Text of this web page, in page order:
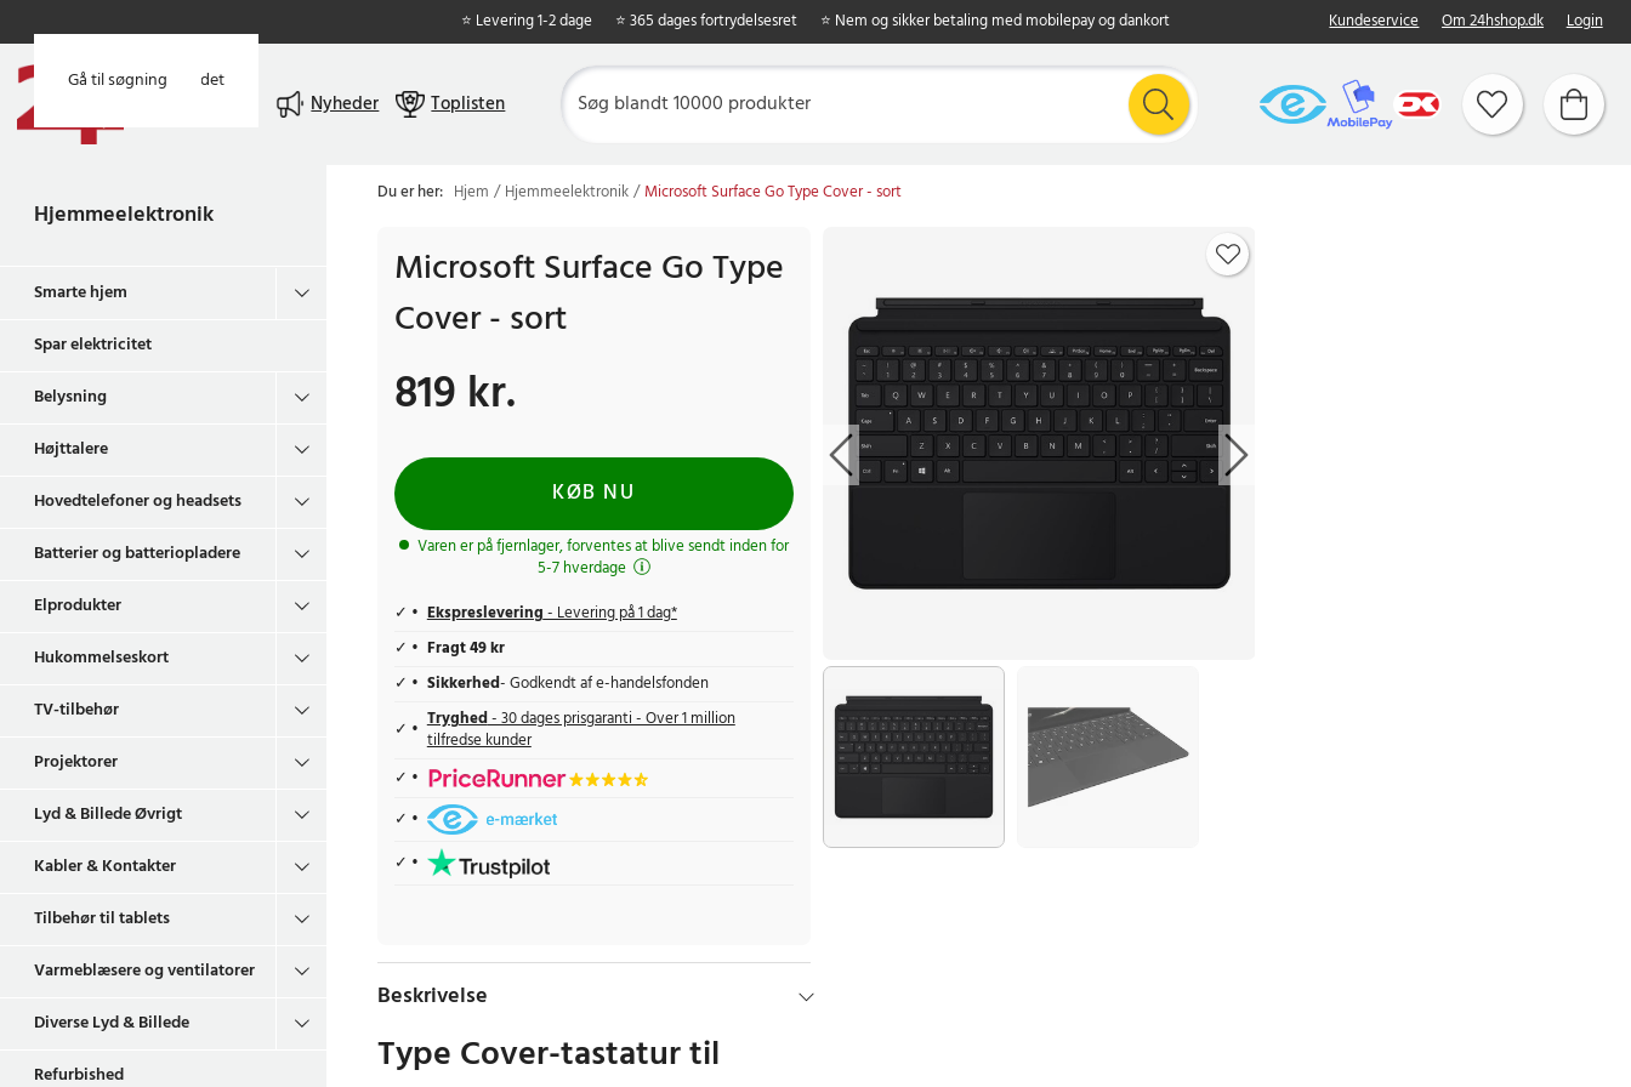
Gå til hovedindholdet
Gå til søgning
⭐ Levering 1-2 dage ⭐ 365 dages fortrydelsesret ⭐ Nem og sikker betaling med mobilepay og dankort Kundeservice Om 24hshop.dk Login
Nyheder Toplisten
Hjemmeelektronik
Smarte hjem
Spar elektricitet
Belysning
Højttalere
Hovedtelefoner og headsets
Batterier og batteriopladere
Elprodukter
Hukommelseskort
TV-tilbehør
Projektorer
Lyd & Billede Øvrigt
Kabler & Kontakter
Tilbehør til tablets
Varmeblæsere og ventilatorer
Diverse Lyd & Billede
Refurbished
Du er her: Hjem Hjemmeelektronik Microsoft Surface Go Type Cover - sort
Microsoft Surface Go Type
Cover - sort
Pris:819 kr.
819 kr.
KØB NU
Varen er på fjernlager, forventes at blive sendt inden for
5-7 hverdage
Ekspreslevering- Levering på 1 dag*
Fragt 49 kr
Sikkerhed- Godkendt af e-handelsfonden
Tryghed- 30 dages prisgaranti - Over 1 million
tilfredse kunder
Beskrivelse
Type Cover-tastatur til